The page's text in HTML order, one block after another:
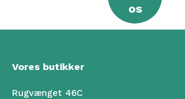
os
Vores butikker
Rugvænget 46C